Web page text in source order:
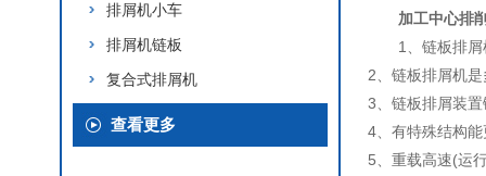
排屑机小车
排屑机链板
复合式排屑机
查看更多
加工中心排
1、链板排
2、链板排屑机
3、链板排屑装
4、有特殊结构
5、重载高速(运